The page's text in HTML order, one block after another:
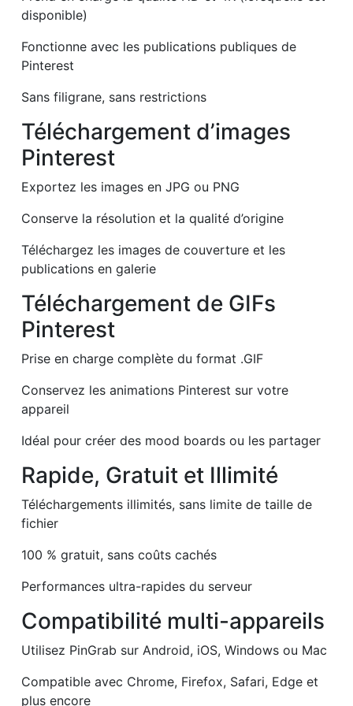
disponible)
Fonctionne avec les publications publiques de
Pinterest
Sans filigrane, sans restrictions
Téléchargement d’images
Pinterest
Exportez les images en JPG ou PNG
Conserve la résolution et la qualité d’origine
Téléchargez les images de couverture et les
publications en galerie
Téléchargement de GIFs
Pinterest
Prise en charge complète du format .GIF
Conservez les animations Pinterest sur votre
appareil
Idéal pour créer des mood boards ou les partager
Rapide, Gratuit et Illimité
Téléchargements illimités, sans limite de taille de
fichier
100 % gratuit, sans coûts cachés
Performances ultra-rapides du serveur
Compatibilité multi-appareils
Utilisez PinGrab sur Android, iOS, Windows ou Mac
Compatible avec Chrome, Firefox, Safari, Edge et
plus encore